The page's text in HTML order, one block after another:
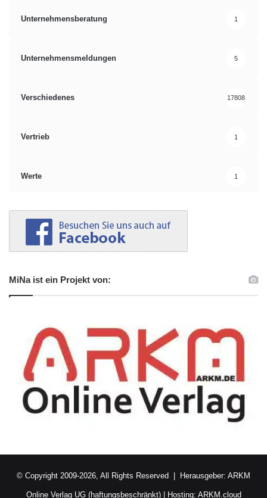
Unternehmensberatung 1
Unternehmensmeldungen 5
Verschiedenes 17808
Vertrieb 1
Werte 1
MiNa ist ein Projekt von:
© Copyright 2009-2026, All Rights Reserved | Herausgeber: ARKM
Online Verlag UG (haftungsbeschränkt)| Hosting: ARKM.cloud